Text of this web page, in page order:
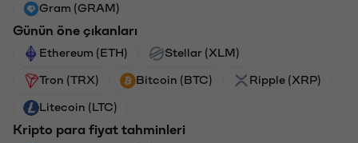
Gram (GRAM)
Günün öne çıkanları
Ethereum (ETH) Stellar (XLM)
Tron (TRX) Bitcoin (BTC) Ripple (XRP)
Litecoin (LTC)
Kripto para fiyat tahminleri